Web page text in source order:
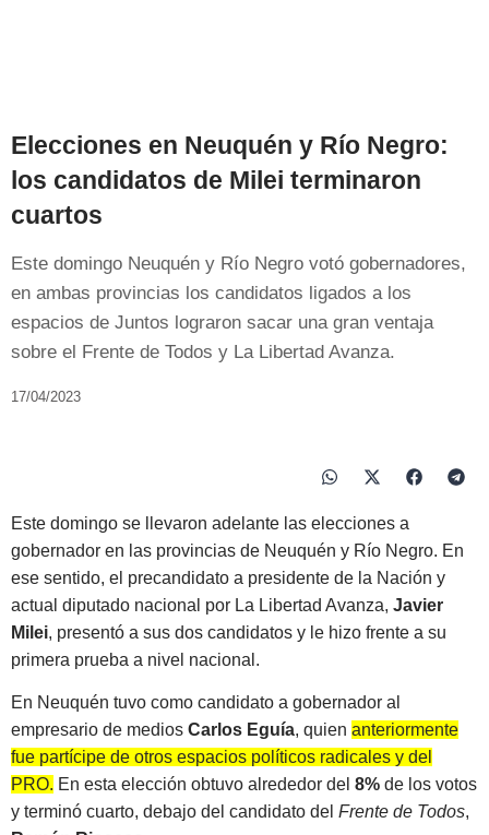
Elecciones en Neuquén y Río Negro:
los candidatos de Milei terminaron
cuartos
Este domingo Neuquén y Río Negro votó gobernadores,
en ambas provincias los candidatos ligados a los
espacios de Juntos lograron sacar una gran ventaja
sobre el Frente de Todos y La Libertad Avanza.
17/04/2023
Este domingo se llevaron adelante las elecciones a
gobernador en las provincias de Neuquén y Río Negro. En
ese sentido, el precandidato a presidente de la Nación y
actual diputado nacional por La Libertad Avanza, Javier
Milei, presentó a sus dos candidatos y le hizo frente a su
primera prueba a nivel nacional.
En Neuquén tuvo como candidato a gobernador al
empresario de medios Carlos Eguía, quien anteriormente
fue partícipe de otros espacios políticos radicales y del
PRO. En esta elección obtuvo alrededor del 8% de los votos
y terminó cuarto, debajo del candidato del Frente de Todos,